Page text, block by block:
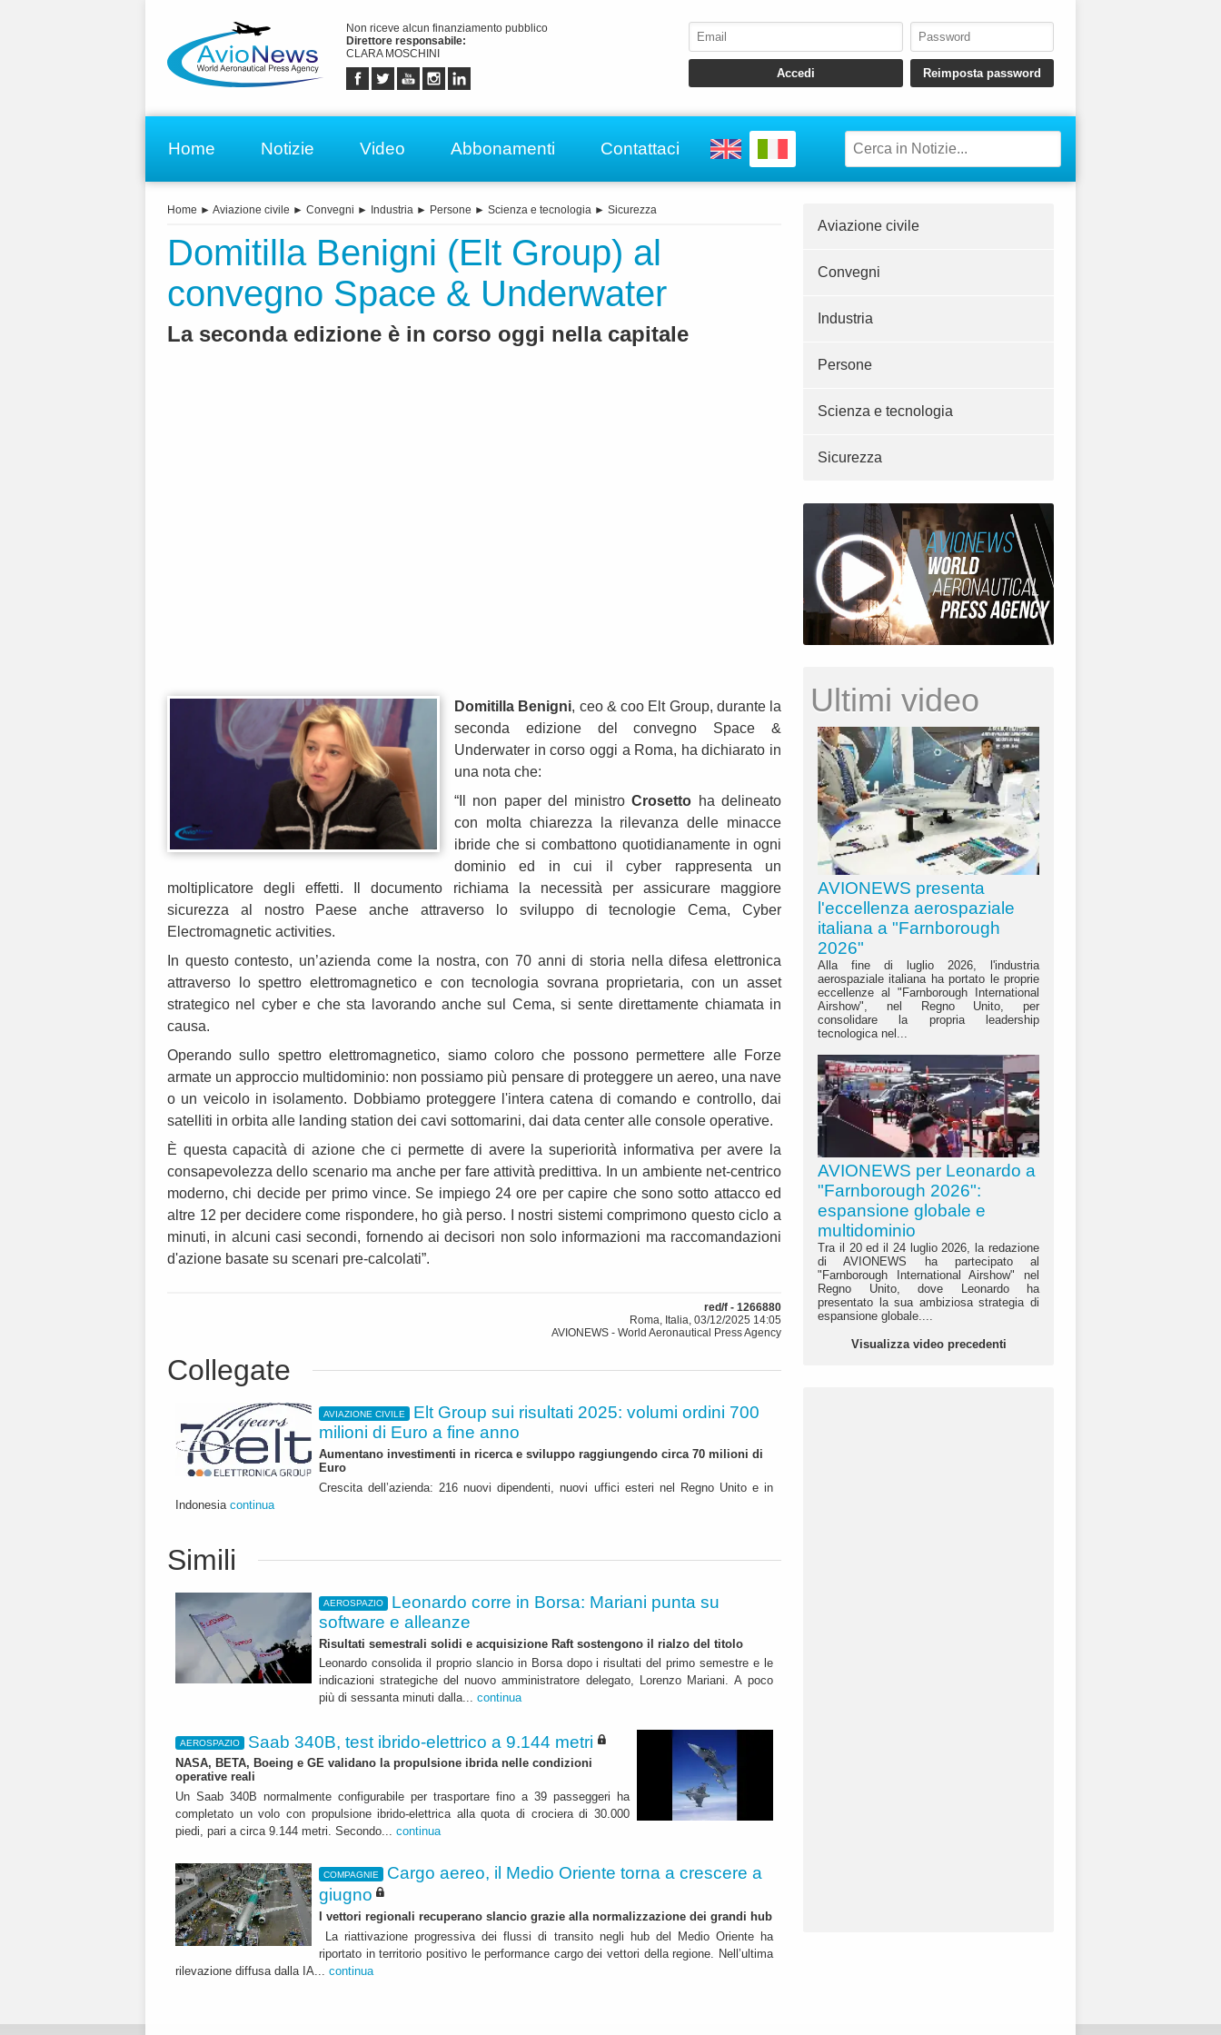
Non riceve alcun finanziamento pubblico
Direttore responsabile:
CLARA MOSCHINI
Home Notizie Video Abbonamenti Contattaci
Home ► Aviazione civile ► Convegni ► Industria ► Persone ► Scienza e tecnologia ► Sicurezza
Domitilla Benigni (Elt Group) al
convegno Space & Underwater
La seconda edizione è in corso oggi nella capitale
Domitilla Benigni, ceo & coo Elt Group, durante la
seconda edizione del convegno Space &
Underwater in corso oggi a Roma, ha dichiarato in
una nota che:
“Il non paper del ministroCrosetto ha delineato
con molta chiarezza la rilevanza delle minacce
ibride che si combattono quotidianamente in ogni
dominio ed in cui il cyber rappresenta un
moltiplicatore degli effetti. Il documento richiama la necessità per assicurare maggiore
sicurezza al nostro Paese anche attraverso lo sviluppo di tecnologie Cema, Cyber
Electromagnetic activities.
In questo contesto, un’azienda come la nostra, con 70 anni di storia nella difesa elettronica
attraverso lo spettro elettromagnetico e con tecnologia sovrana proprietaria, con un asset
strategico nel cyber e che sta lavorando anche sul Cema, si sente direttamente chiamata in
causa.
Operando sullo spettro elettromagnetico, siamo coloro che possono permettere alle Forze
armate un approccio multidominio: non possiamo più pensare di proteggere un aereo, una nave
o un veicolo in isolamento. Dobbiamo proteggere l'intera catena di comando e controllo, dai
satelliti in orbita alle landing station dei cavi sottomarini, dai data center alle console operative.
È questa capacità di azione che ci permette di avere la superiorità informativa per avere la
consapevolezza dello scenario ma anche per fare attività predittiva. In un ambiente net-centrico
moderno, chi decide per primo vince. Se impiego 24 ore per capire che sono sotto attacco ed
altre 12 per decidere come rispondere, ho già perso. I nostri sistemi comprimono questo ciclo a
minuti, in alcuni casi secondi, fornendo ai decisori non solo informazioni ma raccomandazioni
d'azione basate su scenari pre-calcolati”.
red/f - 1266880
Roma, Italia, 03/12/2025 14:05
AVIONEWS - World Aeronautical Press Agency
Collegate
AVIAZIONE CIVILE
Elt Group sui risultati 2025: volumi ordini 700
milioni di Euro a fine anno
Aumentano investimenti in ricerca e sviluppo raggiungendo circa 70 milioni di
Euro
Crescita dell’azienda: 216 nuovi dipendenti, nuovi uffici esteri nel Regno Unito e in
Indonesia continua
Simili
AEROSPAZIO
Leonardo corre in Borsa: Mariani punta su
software e alleanze
Risultati semestrali solidi e acquisizione Raft sostengono il rialzo del titolo
Leonardo consolida il proprio slancio in Borsa dopo i risultati del primo semestre e le
indicazioni strategiche del nuovo amministratore delegato, Lorenzo Mariani. A poco
più di sessanta minuti dalla... continua
AEROSPAZIO Saab 340B, test ibrido-elettrico a 9.144 metri
NASA, BETA, Boeing e GE validano la propulsione ibrida nelle condizioni
operative reali
Un Saab 340B normalmente configurabile per trasportare fino a 39 passeggeri ha
completato un volo con propulsione ibrido-elettrica alla quota di crociera di 30.000
piedi, pari a circa 9.144 metri. Secondo... continua
COMPAGNIE
Cargo aereo, il Medio Oriente torna a crescere a
giugno
I vettori regionali recuperano slancio grazie alla normalizzazione dei grandi hub
La riattivazione progressiva dei flussi di transito negli hub del Medio Oriente ha
riportato in territorio positivo le performance cargo dei vettori della regione. Nell’ultima
rilevazione diffusa dalla IA... continua
Aviazione civile
Convegni
Industria
Persone
Scienza e tecnologia
Sicurezza
Ultimi video
AVIONEWS presenta
l'eccellenza aerospaziale
italiana a "Farnborough
2026"
Alla fine di luglio 2026, l'industria
aerospaziale italiana ha portato le proprie
eccellenze al "Farnborough International
Airshow", nel Regno Unito, per
consolidare la propria leadership
tecnologica nel...
AVIONEWS per Leonardo a
"Farnborough 2026":
espansione globale e
multidominio
Tra il 20 ed il 24 luglio 2026, la redazione
di AVIONEWS ha partecipato al
"Farnborough International Airshow" nel
Regno Unito, dove Leonardo ha
presentato la sua ambiziosa strategia di
espansione globale....
Visualizza video precedenti